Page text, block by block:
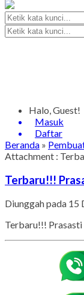
Halo, Guest!
Masuk
Daftar
Beranda »
Attachment :
Terbaru!!!
Diunggah pada 15
Terbaru!!!